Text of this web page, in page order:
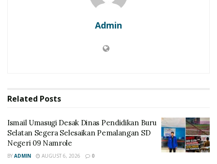
Admin
Related Posts
Ismail Umasugi Desak Dinas Pendidikan Buru
Selatan Segera Selesaikan Pemalangan SD
Negeri 09 Namrole
BY ADMIN AUGUST 6, 2026 0